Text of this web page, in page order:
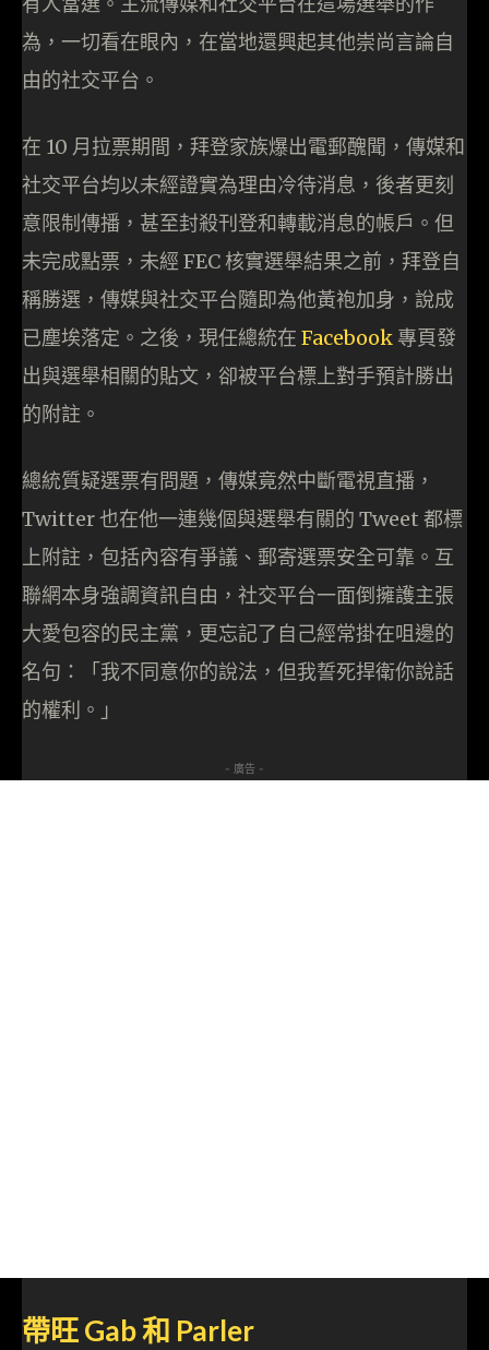
為，一切看在眼內，在當地還興起其他崇尚言論自
由的社交平台。
在 10 月拉票期間，拜登家族爆出電郵醜聞，傳媒和
社交平台均以未經證實為理由冷待消息，後者更刻
意限制傳播，甚至封殺刊登和轉載消息的帳戶。但
未完成點票，未經 FEC 核實選舉結果之前，拜登自
稱勝選，傳媒與社交平台隨即為他黃袍加身，說成
已塵埃落定。之後，現任總統在 Facebook 專頁發
出與選舉相關的貼文，卻被平台標上對手預計勝出
的附註。
總統質疑選票有問題，傳媒竟然中斷電視直播，
Twitter 也在他一連幾個與選舉有關的 Tweet 都標
上附註，包括內容有爭議、郵寄選票安全可靠。互
聯網本身強調資訊自由，社交平台一面倒擁護主張
大愛包容的民主黨，更忘記了自己經常掛在咀邊的
名句：「我不同意你的說法，但我誓死捍衛你說話
的權利。」
- 廣告 -
帶旺 Gab 和 Parler